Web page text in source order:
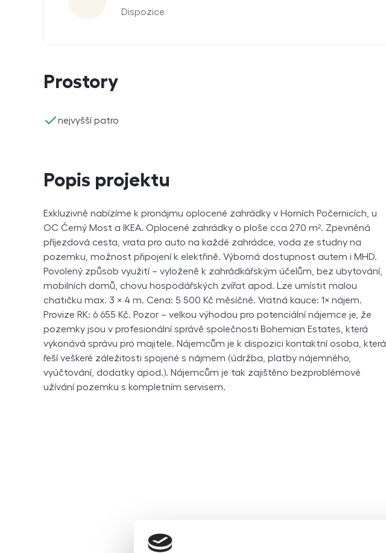
Dispozice
Prostory
nejvyšší patro
ano
Popis projektu
Exkluzivně nabízíme k pronájmu oplocené zahrádky v Horních Počernicích, u
OC Černý Most a IKEA. Oplocené zahrádky o ploše cca 270 m². Zpevněná
příjezdová cesta, vrata pro auto na každé zahrádce, voda ze studny na
pozemku, možnost připojení k elektřině. Výborná dostupnost autem i MHD.
Povolený způsob využití – vyloženě k zahrádkářským účelům, bez ubytování,
mobilních domů, chovu hospodářských zvířat apod. Lze umístit malou
chatičku max. 3 × 4 m. Cena: 5 500 Kč měsíčně. Vratná kauce: 1× nájem.
Provize RK: 6 655 Kč. Pozor – velkou výhodou pro potenciální nájemce je, že
pozemky jsou v profesionální správě společnosti Bohemian Estates, která
vykonává správu pro majitele. Nájemcům je k dispozici kontaktní osoba, která
řeší veškeré záležitosti spojené s nájmem (údržba, platby nájemného,
vyúčtování, dodatky apod.). Nájemcům je tak zajištěno bezproblémové
užívání pozemku s kompletním servisem.